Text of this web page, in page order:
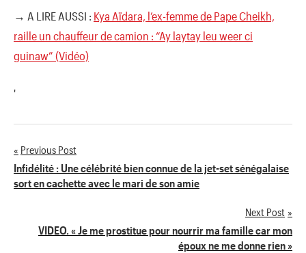
→ A LIRE AUSSI : Kya Aïdara, l’ex-femme de Pape Cheikh,
raille un chauffeur de camion : “Ay laytay leu weer ci
guinaw” (Vidéo)
'
Navigation
de
Previous Post
Infidélité : Une célébrité bien connue de la jet-set sénégalaise
sort en cachette avec le mari de son amie
Next Post
VIDEO. « Je me prostitue pour nourrir ma famille car mon
époux ne me donne rien »